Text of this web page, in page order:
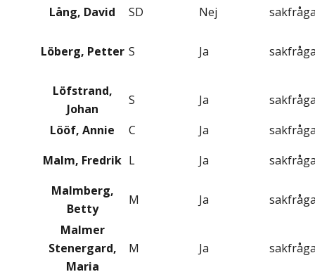
Lång, David
SD Nej
Löberg, Petter S Ja
Löfstrand,
Johan
S Ja
Lööf, Annie
C Ja
Malm, Fredrik L Ja
Malmberg,
Betty
M Ja
Malmer
Stenergard,
Maria
M Ja